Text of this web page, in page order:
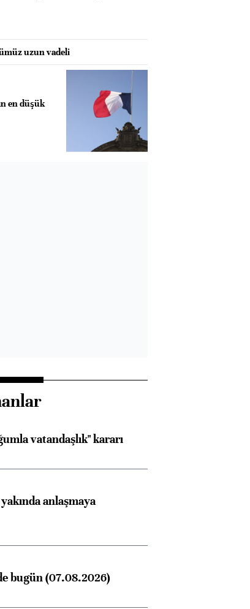
uzun vadeli
en düşük
vatandaşlık" kararı
anlaşmaya
bugün (07.08.2026)